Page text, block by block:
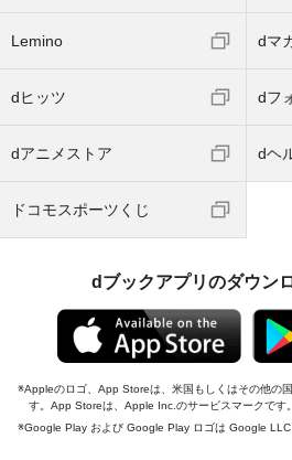
Lemino dマ
dヒッツ dフ
dアニメストア dヘ
ドコモスポーツくじ
dブックアプリのダウン
Appleのロゴ、App Storeは、米国もしくはその他の
す。App Storeは、Apple Inc.のサービスマークです。
Google Play および Google Play ロゴは Google LLC